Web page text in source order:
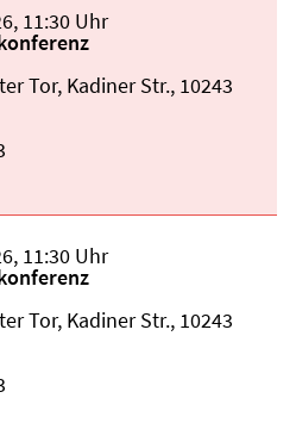
, 11:30 Uhr
Tor, Kadiner Str., 10243
, 11:30 Uhr
Tor, Kadiner Str., 10243